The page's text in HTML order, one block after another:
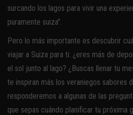
surcando los lagos para vivir una
puramente suiza”.
Pero lo más importante es descubrir
viajar a Suiza para ti: ¿eres más de
el sol junto al lago? ¿Buscas llenar tu
te inspiran más los veraniegos sabores
responderemos a algunas de las
que sepas cuándo planificar tu próxima